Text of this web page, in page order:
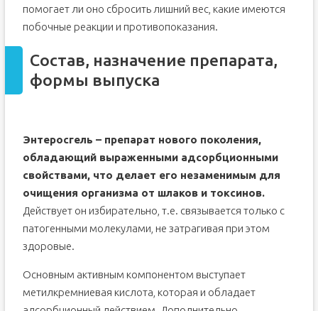
помогает ли оно сбросить лишний вес, какие имеются
побочные реакции и противопоказания.
Состав, назначение препарата,
формы выпуска
Энтеросгель – препарат нового поколения,
обладающий выраженными адсорбционными
свойствами, что делает его незаменимым для
очищения организма от шлаков и токсинов.
Действует он избирательно, т.е. связывается только с
патогенными молекулами, не затрагивая при этом
здоровые.
Основным активным компонентом выступает
метилкремниевая кислота, которая и обладает